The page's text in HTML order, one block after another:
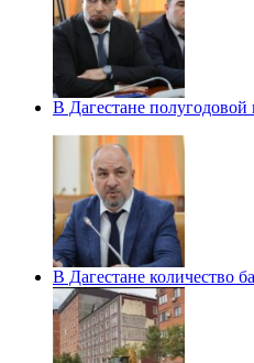
В Дагестане
В Дагестане количество